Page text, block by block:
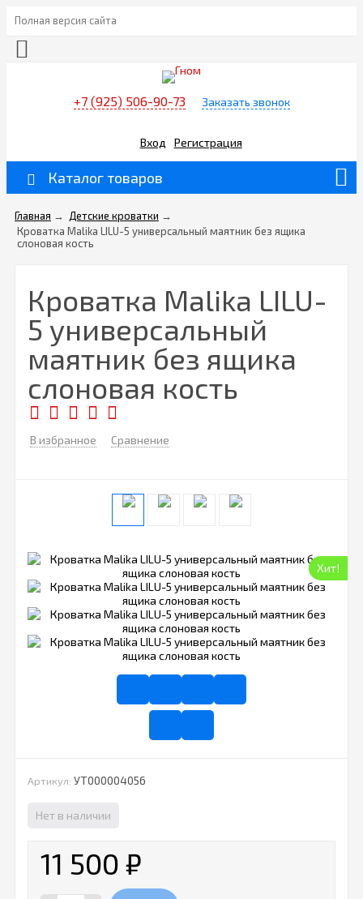
Полная версия сайта
+7 (925) 506-90-73 Заказать звонок
Вход Регистрация
Каталог товаров
Главная → Детские кроватки →
Кроватка Malika LILU-5 универсальный маятник без ящика
слоновая кость
Кроватка Malika LILU-
5 универсальный
маятник без ящика
слоновая кость
В избранное Сравнение
Хит!
Артикул: УТ000004056
Нет в наличии
11 500 ₽